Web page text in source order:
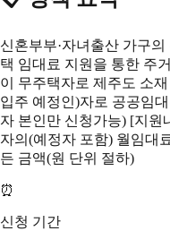
신혼부부·자녀출산 가구
택 임대료 지원을 통한 주
이 무주택자로 제주도 소
입주 예정인)자로 공공임
자 본인만 신청가능) [지원
자의(예정자 포함) 월임대
든 금액(원 단위 절하)
⏰
신청 기간